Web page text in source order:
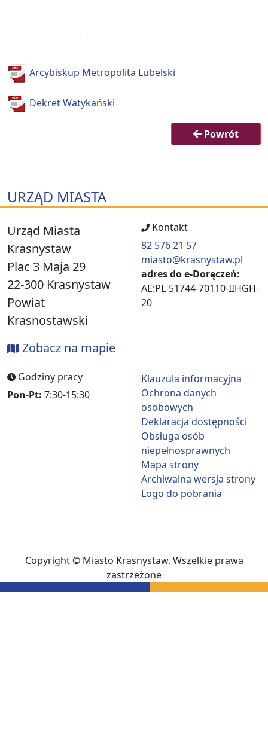
Arcybiskup Metropolita Lubelski
Dekret Watykański
Powrót
URZĄD MIASTA
Urząd Miasta
Krasnystaw
Plac 3 Maja 29
22-300 Krasnystaw
Powiat
Krasnostawski
Zobacz na mapie
Kontakt
82 576 21 57
miasto@krasnystaw.pl
adres do e-Doręczeń:
AE:PL-51744-70110-IIHGH-
20
Godziny pracy
Pon-Pt: 7:30-15:30
Klauzula informacyjna
Ochrona danych
osobowych
Deklaracja dostępności
Obsługa osób
niepełnosprawnych
Mapa strony
Archiwalna wersja strony
Logo do pobrania
Copyright © Miasto Krasnystaw. Wszelkie prawa
zastrzeżone